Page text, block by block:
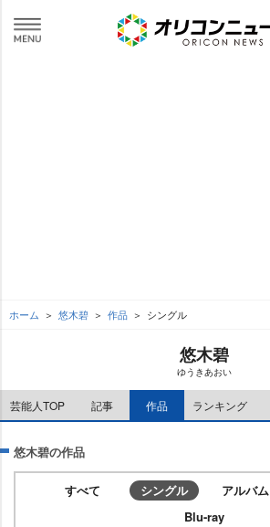
ホーム 悠木碧 作品 シングル
悠木碧
ゆうきあおい
芸能人TOP 記事 作品 ランキング
悠木碧の作品
すべて シングル アルバム
Blu-ray